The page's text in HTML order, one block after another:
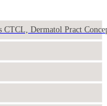
CTCL, Dermatol Pract